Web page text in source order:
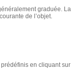
graduée. La
de l’objet.
en cliquant sur